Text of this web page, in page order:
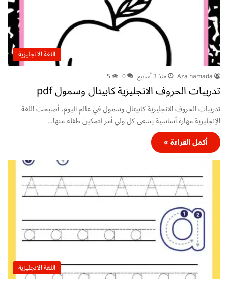
اللغة الانجليزية
Aza hamada منذ 3 أسابيع 0
5
تدريبات الحروف الانجليزية كابيتال وسمول pdf
تدريبات الحروف الانجليزية كابيتال وسمول في عالم اليوم، أصبحت اللغة
الإنجليزية مهارة أساسية يسعى كل ولي أمر لتمكين طفله منها…
أكمل القراءة »
اللغة الانجليزية